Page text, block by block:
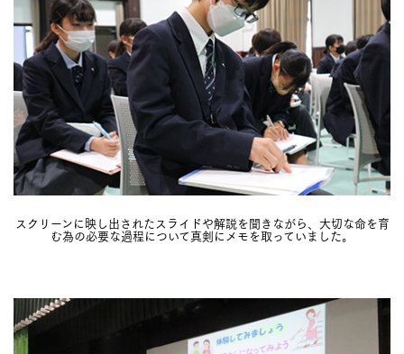
スクリーンに映し出されたスライドや解説を聞きながら、大切な命を育
む為の必要な過程について真剣にメモを取っていました。